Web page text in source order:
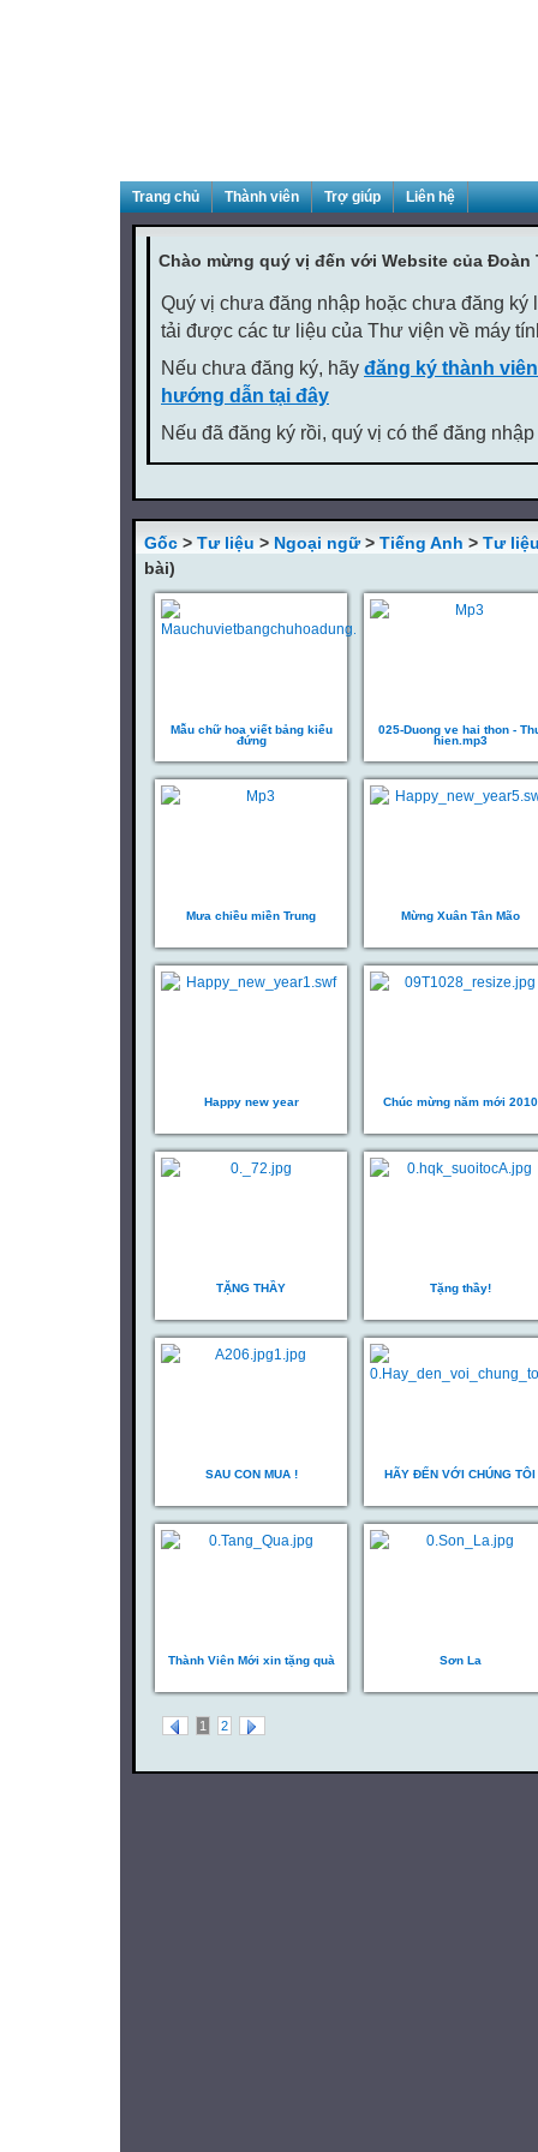
Trang chủ Thành viên Trợ giúp Liên hệ
Chào mừng quý vị đến với Website của Đoàn
Quý vị chưa đăng nhập hoặc chưa đăng ký
tải được các tư liệu của Thư viện về máy
Nếu chưa đăng ký, hãy đăng ký thành
hướng dẫn tại đây
Nếu đã đăng ký rồi, quý vị có thể đăng
Gốc > Tư liệu > Ngoại ngữ> Tiếng Anh > Tư
bài)
Mẫu chữ hoa viết bảng kiểu
đứng
025-Duong ve hai thon -
hien.mp3
Mưa chiều miền Trung Mừng Xuân Tân Mão
Happy new year Chúc mừng năm mới 2010
TẶNG THẦY Tặng thầy!
SAU CON MUA ! HÃY ĐẾN VỚI CHÚNG TÔI
Thành Viên Mới xin tặng quà Sơn La
1 2